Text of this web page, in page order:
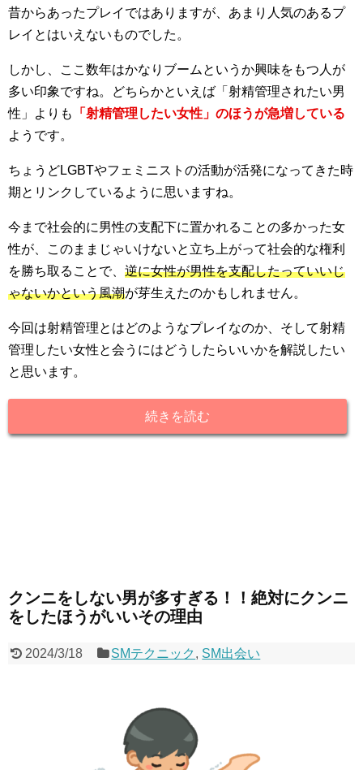
昔からあったプレイではありますが、あまり人気のあるプ
レイとはいえないものでした。
しかし、ここ数年はかなりブームというか興味をもつ人が
多い印象ですね。どちらかといえば「射精管理されたい男
性」よりも
「射精管理したい女性」のほうが急増している
ようです。
ちょうどLGBTやフェミニストの活動が活発になってきた時
期とリンクしているように思いますね。
今まで社会的に男性の支配下に置かれることの多かった女
性が、このままじゃいけないと立ち上がって社会的な権利
を勝ち取ることで、 逆に女性が男性を支配したっていいじ
ゃないかという風潮が芽生えたのかもしれません。
今回は射精管理とはどのようなプレイなのか、そして射精
管理したい女性と会うにはどうしたらいいかを解説したい
と思います。
続きを読む
クンニをしない男が多すぎる！！絶対にクンニ
をしたほうがいいその理由
2024/3/18 SMテクニック , SM出会い